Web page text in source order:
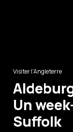
Visiter l'Angleterre
Un
Suffolk